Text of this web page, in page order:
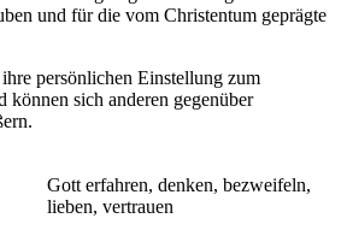
und für die vom Christentum geprägte
persönlichen Einstellung zum
können sich anderen gegenüber
Gott erfahren, denken, bezweifeln,
lieben, vertrauen